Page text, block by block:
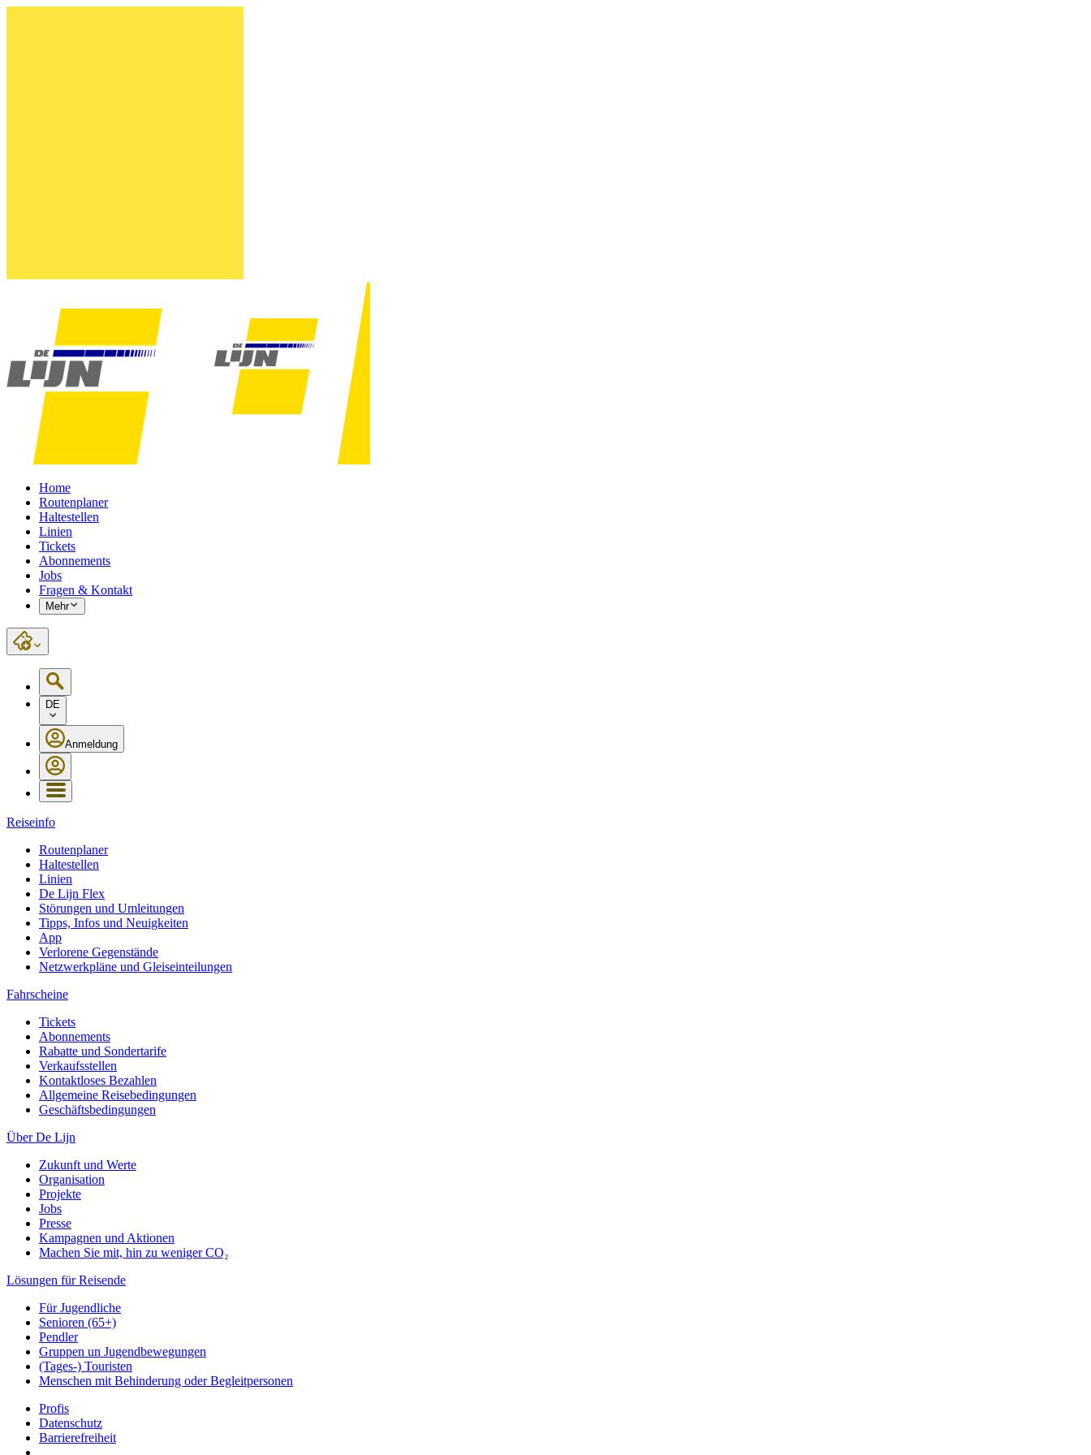
Home
Routenplaner
Haltestellen
Linien
Tickets
Abonnements
Jobs
Fragen & Kontakt
Mehr
DE
Anmeldung
Reiseinfo
Routenplaner
Haltestellen
Linien
De Lijn Flex
Störungen und Umleitungen
Tipps, Infos und Neuigkeiten
App
Verlorene Gegenstände
Netzwerkpläne und Gleiseinteilungen
Fahrscheine
Tickets
Abonnements
Rabatte und Sondertarife
Verkaufsstellen
Kontaktloses Bezahlen
Allgemeine Reisebedingungen
Geschäftsbedingungen
Über De Lijn
Zukunft und Werte
Organisation
Projekte
Jobs
Presse
Kampagnen und Aktionen
Machen Sie mit, hin zu weniger CO₂
Lösungen für Reisende
Für Jugendliche
Senioren (65+)
Pendler
Gruppen un Jugendbewegungen
(Tages-) Touristen
Menschen mit Behinderung oder Begleitpersonen
Profis
Datenschutz
Barrierefreiheit